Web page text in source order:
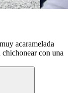
acaramelada
con una